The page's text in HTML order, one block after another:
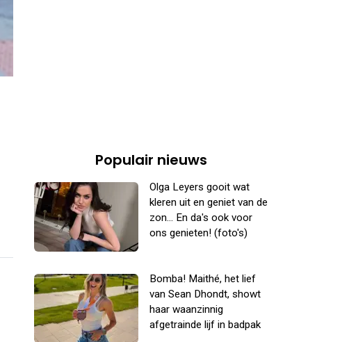
Populair nieuws
Olga Leyers gooit wat
kleren uit en geniet van de
zon... En da's ook voor
ons genieten! (foto's)
Bomba! Maithé, het lief
van Sean Dhondt, showt
haar waanzinnig
afgetrainde lijf in badpak